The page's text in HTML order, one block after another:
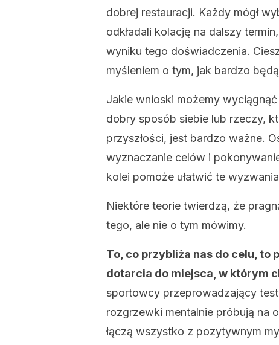
dobrej restauracji. Każdy mógł
odkładali kolację na dalszy
wyniku tego doświadczenia.
myśleniem o tym, jak bardzo
Jakie wnioski możemy
dobry sposób siebie lub rzeczy,
przyszłości, jest bardzo ważne.
wyznaczanie celów i
kolei pomoże ułatwić te
Niektóre teorie twierdzą, że
tego, ale nie o tym mówimy.
To, co przybliża nas do celu,
dotarcia do miejsca, w którym
sportowcy przeprowadzający
rozgrzewki mentalnie próbują na
łączą wszystko z pozytywnym